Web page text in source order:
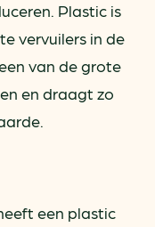
Plastic is
vervuilers in de
van de grote
en draagt zo
een plastic